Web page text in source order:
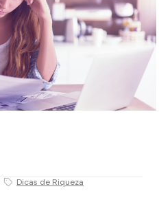
Dicas de Riqueza